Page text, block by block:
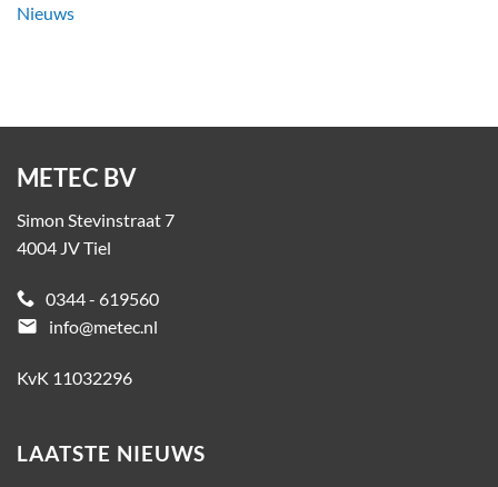
Nieuws
METEC BV
Simon Stevinstraat 7
4004 JV Tiel
0344 - 619560
email
info@metec.nl
KvK 11032296
LAATSTE NIEUWS